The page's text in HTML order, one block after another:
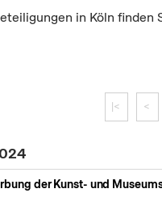
in Köln finden
|< <
der Kunst- und